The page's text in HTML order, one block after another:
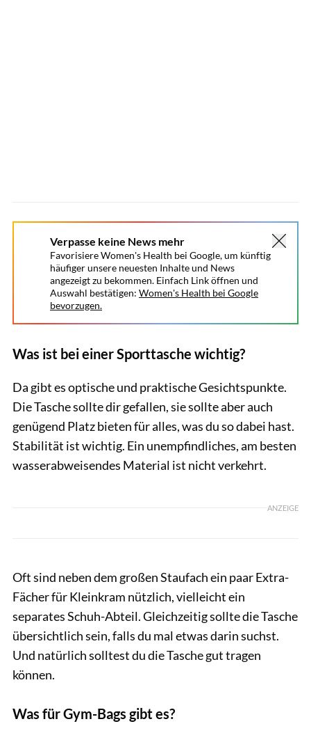
Verpasse keine News mehr
Favorisiere Women's Health bei Google, um künftig
häufiger unsere neuesten Inhalte und News
angezeigt zu bekommen. Einfach Link öffnen und
Auswahl bestätigen: Women's Health bei Google
bevorzugen.
Was ist bei einer Sporttasche wichtig?
Da gibt es optische und praktische Gesichtspunkte.
Die Tasche sollte dir gefallen, sie sollte aber auch
genügend Platz bieten für alles, was du so dabei hast.
Stabilität ist wichtig. Ein unempfindliches, am besten
wasserabweisendes Material ist nicht verkehrt.
ANZEIGE
Oft sind neben dem großen Staufach ein paar Extra-
Fächer für Kleinkram nützlich, vielleicht ein
separates Schuh-Abteil. Gleichzeitig sollte die Tasche
übersichtlich sein, falls du mal etwas darin suchst.
Und natürlich solltest du die Tasche gut tragen
können.
Was für Gym-Bags gibt es?